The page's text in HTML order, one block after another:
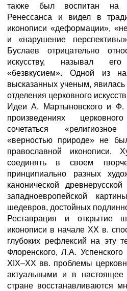
также был воспитан на
Ренессанса и видел в
иконописи «деформации»,
и «нарушение
Буслаев отрицательно
искусству, называл
«безвкусием». Одной из
высказанных ученым,
отделения церковного
Идеи А. Мартыновского и
произведениях
сочетаться
«верностью природе» не
православной иконописи.
соединять в своем
принципиально разных
канонической
западноевропейской
шедевров, достойных
Реставрация и открытие
иконописи в начале ХХ в.
глубоких рефлексий на эту
Флоренского, Л.А.
XIX–XX вв. проблемы
актуальными и в
стране восстанавливаются